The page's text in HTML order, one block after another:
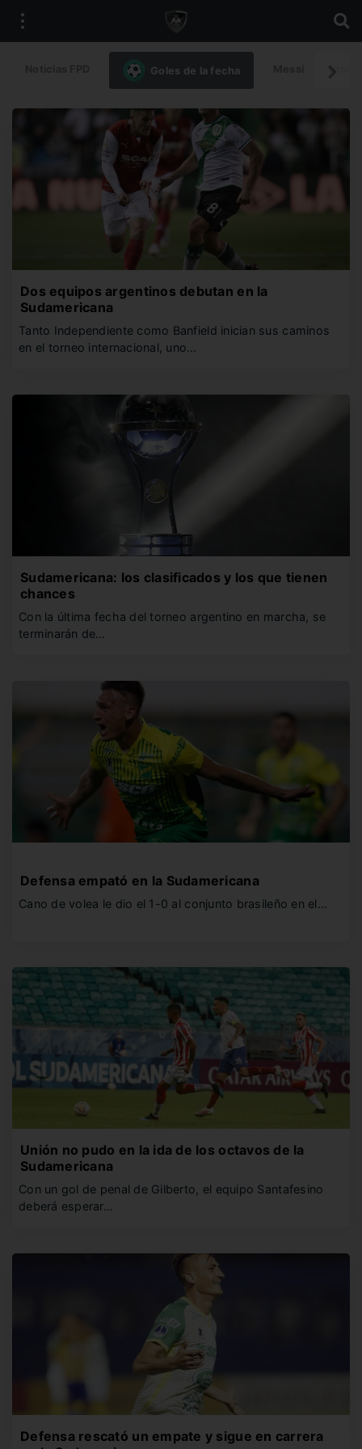
Goles de la fecha
Dos equipos argentinos debutan en la
Sudamericana
Tanto Independiente como Banfield inician sus caminos
en el torneo internacional, uno…
Sudamericana: los clasificados y los que tienen
chances
Con la última fecha del torneo argentino en marcha, se
terminarán de…
Defensa empató en la Sudamericana
Cano de volea le dio el 1-0 al conjunto brasileño en el…
Unión no pudo en la ida de los octavos de la
Sudamericana
Con un gol de penal de Gilberto, el equipo Santafesino
deberá esperar…
Defensa rescató un empate y sigue en carrera